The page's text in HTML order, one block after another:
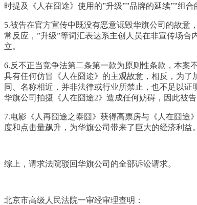
时提及《人在囧途》使用的”升级””品牌的延续””组
5.被告在官方宣传中既没有恶意诋毁华旗公司的故意
常反应，”升级”等词汇表达系主创人员在非宣传场
立。
6.反不正当竞争法第二条第一款为原则性条款，本案
具有任何仿冒《人在囧途》的主观故意，相反，为
同、名称相近，并非法律或行业所禁止，也不足以
华旗公司拍摄《人在囧途2》造成任何妨碍，因此被
7.电影《人再囧途之泰囧》获得高票房与《人在囧途
度和点击量飙升，为华旗公司带来了巨大的经济利益。
综上，请求法院驳回华旗公司的全部诉讼请求。
北京市高级人民法院一审经审理查明：